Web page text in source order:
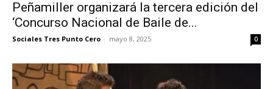
Peñamiller organizará la tercera edición del
‘Concurso Nacional de Baile de...
Sociales Tres Punto Cero - mayo 8, 2025 0